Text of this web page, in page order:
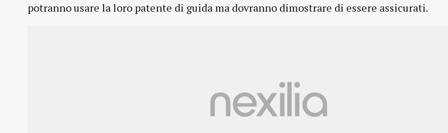
potranno usare la loro patente di guida ma dovranno dimostrare di essere assicurati.